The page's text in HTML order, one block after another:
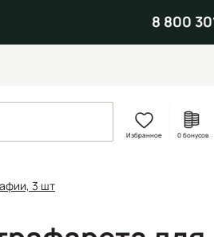
8 800
Избранное 0 бонусов
3 шт